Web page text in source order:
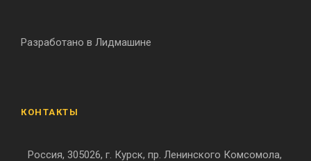
Разработано в Лидмашине
КОНТАКТЫ
Россия, 305026, г. Курск, пр. Ленинского Комсомола,